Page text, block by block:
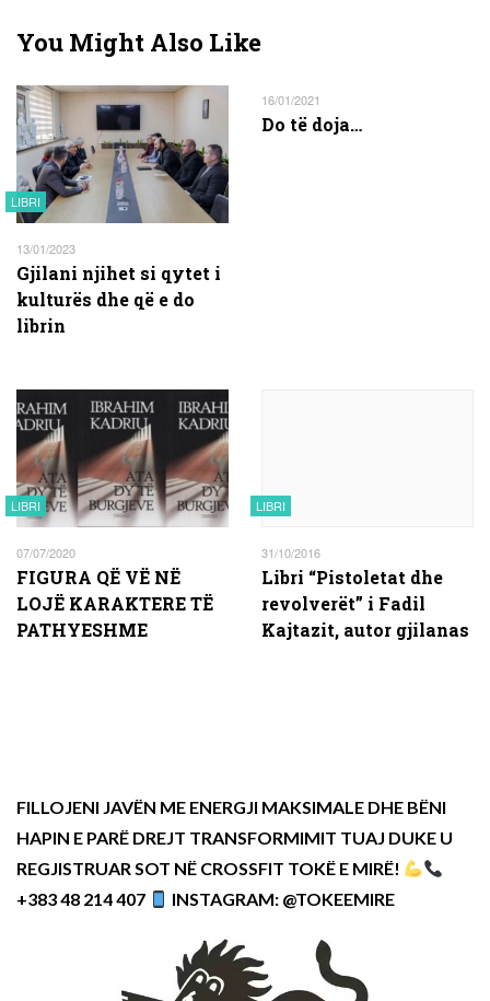
You Might Also Like
LIBRI
13/01/2023
Gjilani njihet si qytet i
kulturës dhe që e do
librin
16/01/2021
Do të doja…
LIBRI
07/07/2020
FIGURA QË VË NË
LOJË KARAKTERE TË
PATHYESHME
LIBRI
31/10/2016
Libri “Pistoletat dhe
revolverët” i Fadil
Kajtazit, autor gjilanas
FILLOJENI JAVËN ME ENERGJI MAKSIMALE DHE BËNI
HAPIN E PARË DREJT TRANSFORMIMIT TUAJ DUKE U
REGJISTRUAR SOT NË CROSSFIT TOKË E MIRË!
+383 48 214 407
INSTAGRAM: @TOKEEMIRE